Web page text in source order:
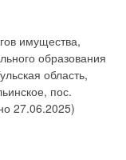
имущества,
образования
область,
пос.
27.06.2025)